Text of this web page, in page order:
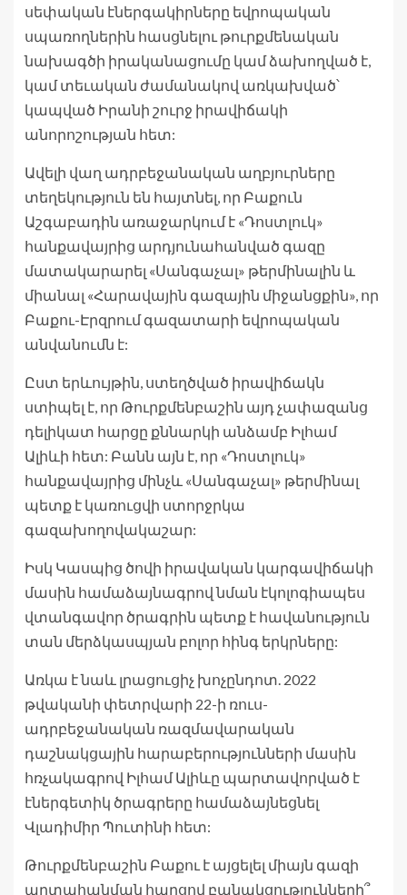
սեփական էներգակիրները եվրոպական
սպառողներին հասցնելու թուրքմենական
նախագծի իրականացումը կամ ձախողված է,
կամ տեւական ժամանակով առկախված՝
կապված Իրանի շուրջ իրավիճակի
անորոշության հետ:
Ավելի վաղ ադրբեջանական աղբյուրները
տեղեկություն են հայտնել, որ Բաքուն
Աշգաբադին առաջարկում է «Դոստլուկ»
հանքավայրից արդյունահանված գազը
մատակարարել «Սանգաչալ» թերմինալին և
միանալ «Հարավային գազային միջանցքին», որ
Բաքու-Էրզրում գազատարի եվրոպական
անվանումն է:
Ըստ երևույթին, ստեղծված իրավիճակն
ստիպել է, որ Թուրքմենբաշին այդ չափազանց
դելիկատ հարցը քննարկի անձամբ Իլհամ
Ալիևի հետ: Բանն այն է, որ «Դոստլուկ»
հանքավայրից մինչև «Սանգաչալ» թերմինալ
պետք է կառուցվի ստորջրկա
գազախողովակաշար:
Իսկ Կասպից ծովի իրավական կարգավիճակի
մասին համաձայնագրով նման էկոլոգիապես
վտանգավոր ծրագրին պետք է հավանություն
տան մերձկասպյան բոլոր հինգ երկրները:
Առկա է նաև լրացուցիչ խոչընդոտ. 2022
թվականի փետրվարի 22-ի ռուս-
ադրբեջանական ռազմավարական
դաշնակցային հարաբերությունների մասին
հռչակագրով Իլհամ Ալիևը պարտավորված է
էներգետիկ ծրագրերը համաձայնեցնել
Վլադիմիր Պուտինի հետ:
Թուրքմենբաշին Բաքու է այցելել միայն գազի
արտահանման հարցով բանակցությունների՞